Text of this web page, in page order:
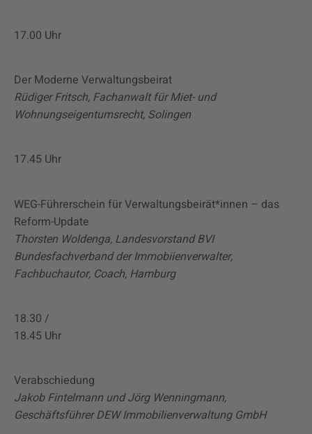
17.00 Uhr
Der Moderne Verwaltungsbeirat
Rüdiger Fritsch, Fachanwalt für Miet- und
Wohnungseigentumsrecht, Solingen
17.45 Uhr
WEG-Führerschein für Verwaltungsbeirät*innen – das
Reform-Update
Thorsten Woldenga, Landesvorstand BVI
Bundesfachverband der Immobiienverwalter,
Fachbuchautor, Coach, Hamburg
18.30 /
18.45 Uhr
Verabschiedung
Jakob Fintelmann und Jörg Wenningmann,
Geschäftsführer DEW Immobilienverwaltung GmbH